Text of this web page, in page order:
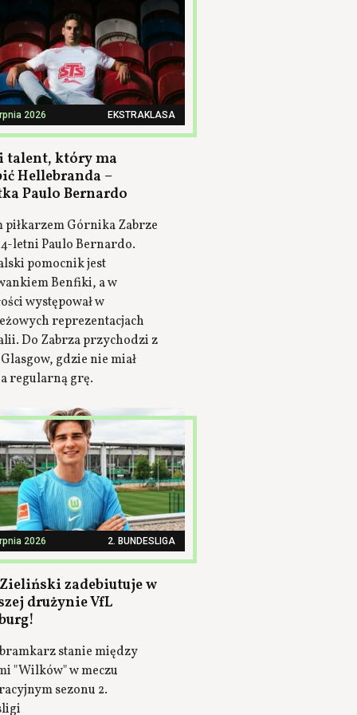
2026 EKSTRAKLASA
talent, który ma
Hellebranda –
Paulo Bernardo
piłkarzem Górnika Zabrze
letni Paulo Bernardo.
pomocnik jest
Benfiki, a w
występował w
reprezentacjach
Do Zabrza przychodzi z
gdzie nie miał
regularną grę.
2026 2. BUNDESLIGA
zadebiutuje w
drużynie VfL
stanie między
"Wilków" w meczu
sezonu 2.